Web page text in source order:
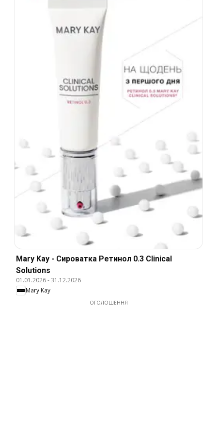
Mary Kay - Сироватка Ретинол 0.3 Clinical
Solutions
01.01.2026-31.12.2026
Mary Kay
ОГОЛОШЕННЯ